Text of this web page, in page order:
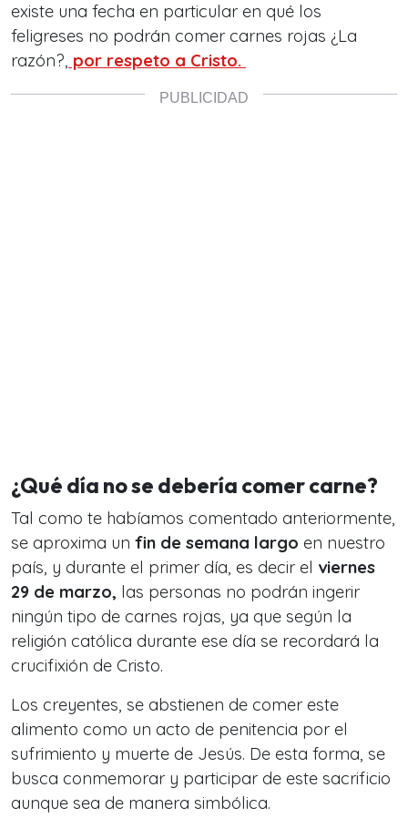
existe una fecha en particular en qué los
feligreses no podrán comer carnes rojas ¿La
razón?, por respeto a Cristo.
¿Qué día no se debería comer carne?
Tal como te habíamos comentado anteriormente,
se aproxima un fin de semana largo en nuestro
país, y durante el primer día, es decir el viernes
29 de marzo, las personas no podrán ingerir
ningún tipo de carnes rojas, ya que según la
religión católica durante ese día se recordará la
crucifixión de Cristo.
Los creyentes, se abstienen de comer este
alimento como un acto de penitencia por el
sufrimiento y muerte de Jesús. De esta forma, se
busca conmemorar y participar de este sacrificio
aunque sea de manera simbólica.